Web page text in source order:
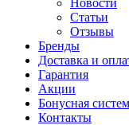
Новости
Статьи
Отзывы
Бренды
Доставка и
Гарантия
Акции
Бонусная
Контакты